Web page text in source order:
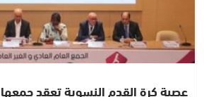
عصبة كرة القدم النسوية تعقد